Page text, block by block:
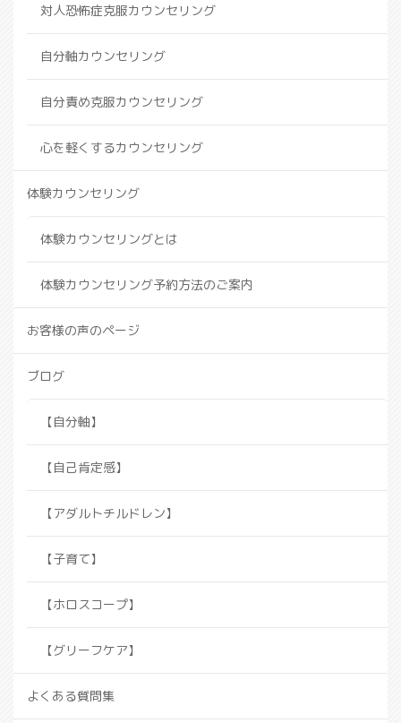
対人恐怖症克服カウンセリング
自分軸カウンセリング
自分責め克服カウンセリング
心を軽くするカウンセリング
体験カウンセリング
体験カウンセリングとは
体験カウンセリング予約方法のご案内
お客様の声のページ
ブログ
【自分軸】
【自己肯定感】
【アダルトチルドレン】
【子育て】
【ホロスコープ】
【グリーフケア】
よくある質問集